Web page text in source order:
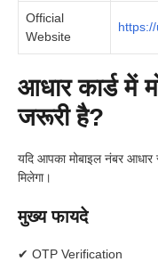
Official
Website
आधार कार्ड में
जरूरी है?
यदि आपका मोबाइल नंबर
मिलेगा।
मुख्य फायदे
✔ OTP Verification